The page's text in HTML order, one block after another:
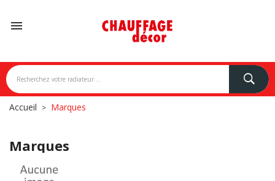

Accueil Marques
Marques